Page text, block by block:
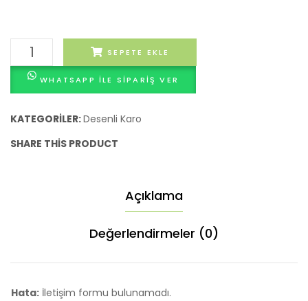
Sınıfsız
adet
SEPETE EKLE
WHATSAPP ILE SIPARIŞ VER
KATEGORILER:Desenli Karo
SHARE THIS PRODUCT
Açıklama
Değerlendirmeler (0)
Hata: İletişim formu bulunamadı.